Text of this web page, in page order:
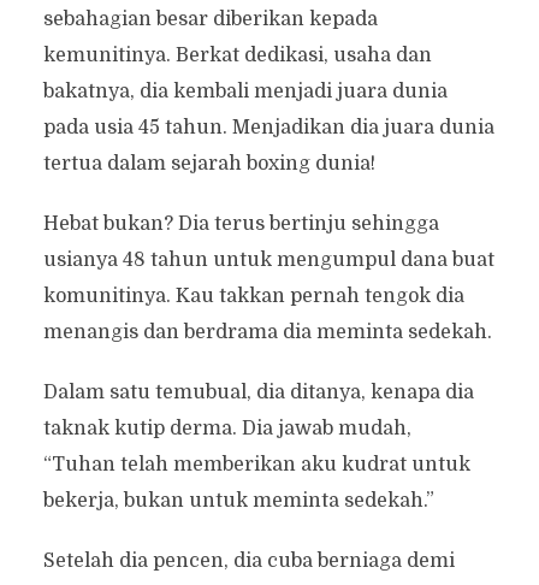
sebahagian besar diberikan kepada
kemunitinya. Berkat dedikasi, usaha dan
bakatnya, dia kembali menjadi juara dunia
pada usia 45 tahun. Menjadikan dia juara dunia
tertua dalam sejarah boxing dunia!
Hebat bukan? Dia terus bertinju sehingga
usianya 48 tahun untuk mengumpul dana buat
komunitinya. Kau takkan pernah tengok dia
menangis dan berdrama dia meminta sedekah.
Dalam satu temubual, dia ditanya, kenapa dia
taknak kutip derma. Dia jawab mudah,
“Tuhan telah memberikan aku kudrat untuk
bekerja, bukan untuk meminta sedekah.”
Setelah dia pencen, dia cuba berniaga demi